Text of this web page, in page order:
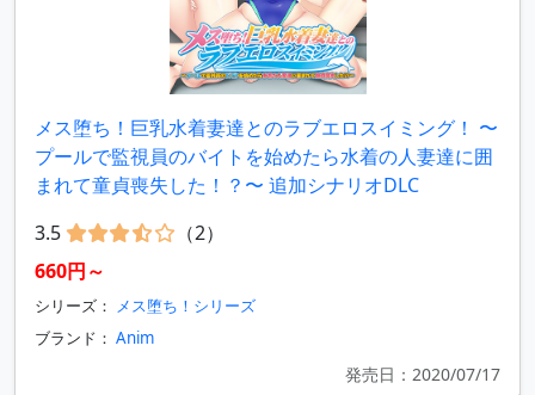
メス堕ち！巨乳水着妻達とのラブエロスイミング！ 〜
プールで監視員のバイトを始めたら水着の人妻達に囲
まれて童貞喪失した！？〜 追加シナリオDLC
3.5
（2）
660円～
シリーズ： メス堕ち！シリーズ
ブランド： Anim
発売日：2020/07/17